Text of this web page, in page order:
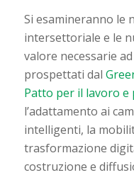
Si esamineranno le
intersettoriale e le
valore necessarie
prospettati dal
Patto per il lavoro e
l’adattamento ai
intelligenti, la
trasformazione
costruzione e